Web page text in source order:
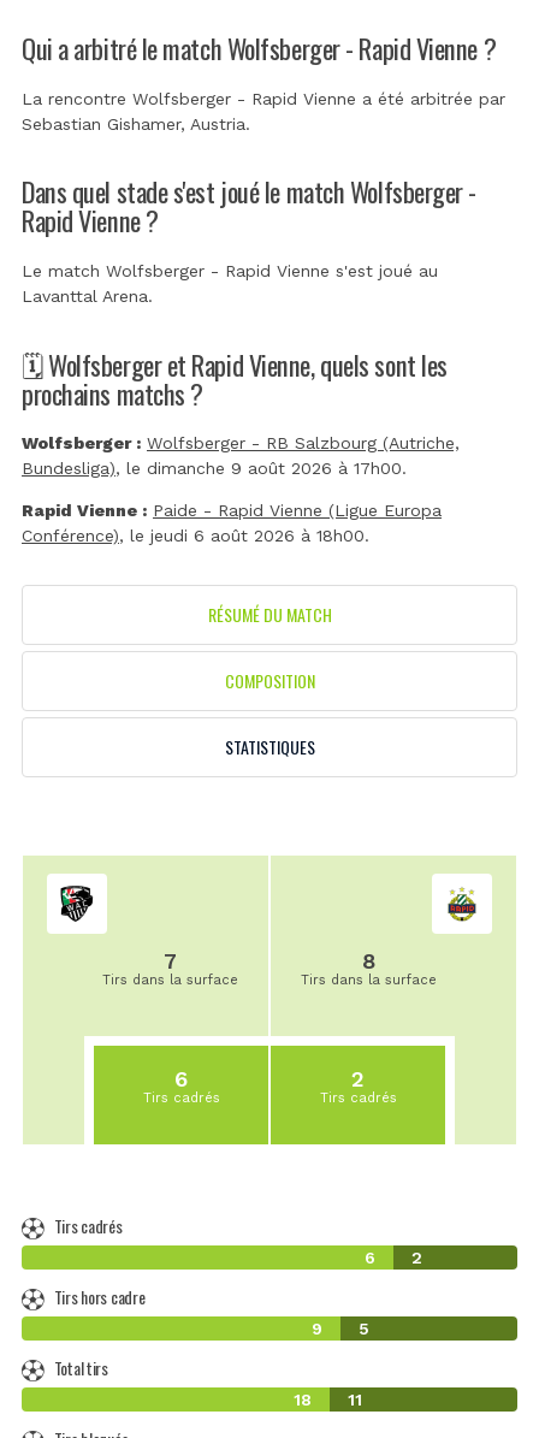
Qui a arbitré le match Wolfsberger - Rapid Vienne ?
La rencontre Wolfsberger - Rapid Vienne a été arbitrée par
Sebastian Gishamer, Austria.
Dans quel stade s'est joué le match Wolfsberger -
Rapid Vienne ?
Le match Wolfsberger - Rapid Vienne s'est joué au
Lavanttal Arena.
🗓️ Wolfsberger et Rapid Vienne, quels sont les
prochains matchs ?
Wolfsberger : Wolfsberger - RB Salzbourg (Autriche,
Bundesliga), le dimanche 9 août 2026 à 17h00.
Rapid Vienne : Paide - Rapid Vienne (Ligue Europa
Conférence), le jeudi 6 août 2026 à 18h00.
RÉSUMÉ DU MATCH
COMPOSITION
STATISTIQUES
7
Tirs dans la surface
6
Tirs cadrés
8
Tirs dans la surface
2
Tirs cadrés
Tirs cadrés
6 2
Tirs hors cadre
9 5
Total tirs
18 11